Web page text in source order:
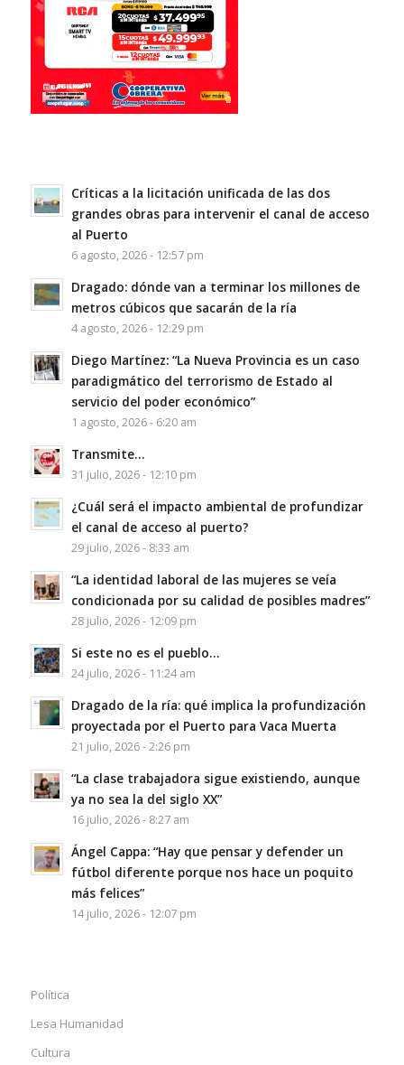
Críticas a la licitación unificada de las dos
grandes obras para intervenir el canal de acceso
al Puerto
6 agosto, 2026 - 12:57 pm
Dragado: dónde van a terminar los millones de
metros cúbicos que sacarán de la ría
4 agosto, 2026 - 12:29 pm
Diego Martínez: “La Nueva Provincia es un caso
paradigmático del terrorismo de Estado al
servicio del poder económico”
1 agosto, 2026 - 6:20 am
Transmite…
31 julio, 2026 - 12:10 pm
¿Cuál será el impacto ambiental de profundizar
el canal de acceso al puerto?
29 julio, 2026 - 8:33 am
“La identidad laboral de las mujeres se veía
condicionada por su calidad de posibles madres”
28 julio, 2026 - 12:09 pm
Si este no es el pueblo…
24 julio, 2026 - 11:24 am
Dragado de la ría: qué implica la profundización
proyectada por el Puerto para Vaca Muerta
21 julio, 2026 - 2:26 pm
“La clase trabajadora sigue existiendo, aunque
ya no sea la del siglo XX”
16 julio, 2026 - 8:27 am
Ángel Cappa: “Hay que pensar y defender un
fútbol diferente porque nos hace un poquito
más felices”
14 julio, 2026 - 12:07 pm
Política
Lesa Humanidad
Cultura